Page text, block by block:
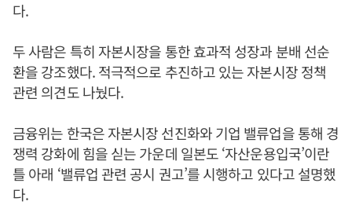
다.
두 사람은 특히 자본시장을 통한 효과적 성장과 분배 선순
환을 강조했다. 적극적으로 추진하고 있는 자본시장 정책
관련 의견도 나눴다.
금융위는 한국은 자본시장 선진화와 기업 밸류업을 통해 경
쟁력 강화에 힘을 싣는 가운데 일본도 ‘자산운용입국’이란
틀 아래 ‘밸류업 관련 공시 권고’를 시행하고 있다고 설명했
다.